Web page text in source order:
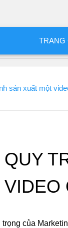
TRANG
sản xuất một
QUY
VIDEO
của